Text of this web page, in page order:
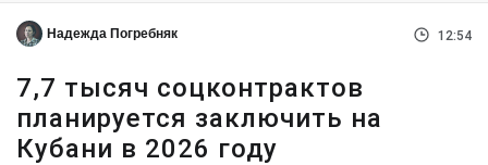
Надежда Погребняк 12:54
7,7 тысяч соцконтрактов
планируется заключить на
Кубани в 2026 году